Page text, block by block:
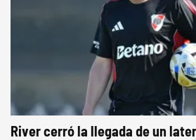
River cerró la llegada de un